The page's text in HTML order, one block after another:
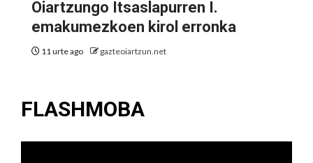
Oiartzungo Itsaslapurren I.
emakumezkoen kirol erronka
11 urte ago gazteoiartzun.net
FLASHMOBA